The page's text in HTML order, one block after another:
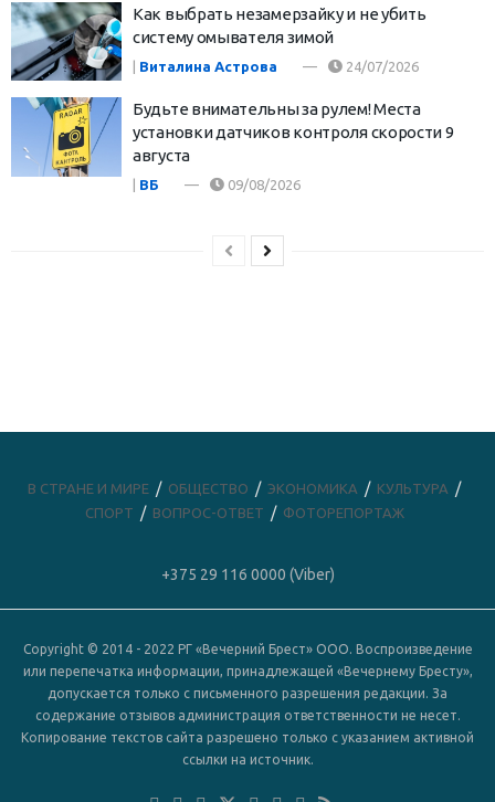
Как выбрать незамерзайку и не убить
систему омывателя зимой
| Виталина Астрова 24/07/2026
Будьте внимательны за рулем! Места
установки датчиков контроля скорости 9
августа
ВБ 09/08/2026
В СТРАНЕ И МИРЕ ОБЩЕСТВО ЭКОНОМИКА
КУЛЬТУРА
СПОРТ
ВОПРОС-ОТВЕТ ФОТОРЕПОРТАЖ
+375 29 116 0000 (Viber)
Copyright © 2014 - 2022 РГ «Вечерний Брест» ООО. Воспроизведение
или перепечатка информации, принадлежащей «Вечернему Бресту»,
допускается только с письменного разрешения редакции. За
содержание отзывов администрация ответственности не несет.
Копирование текстов сайта разрешено только с указанием активной
ссылки на источник.